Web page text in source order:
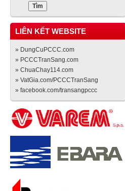
LIÊN KẾT WEBSITE
» DungCuPCCC.com
» PCCCTranSang.com
» ChuaChay114.com
» VatGia.com/PCCCTranSang
» facebook.com/transangpccc